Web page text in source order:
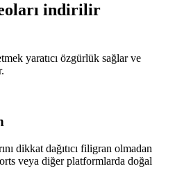
indirilir
yaratıcı özgürlük sağlar ve
dikkat dağıtıcı filigran olmadan
veya diğer platformlarda doğal